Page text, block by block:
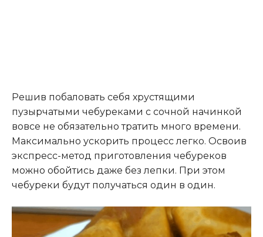
Решив побаловать себя хрустящими
пузырчатыми чебуреками с сочной начинкой
вовсе не обязательно тратить много времени.
Максимально ускорить процесс легко. Освоив
экспресс-метод приготовления чебуреков
можно обойтись даже без лепки. При этом
чебуреки будут получаться один в один.